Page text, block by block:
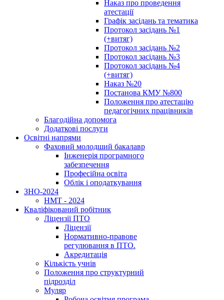
Наказ про проведення
атестації
Графік засідань та тематика
Протокол засідань №1
(+витяг)
Протокол засідань №2
Протокол засідань №3
Протокол засідань №4
(+витяг)
Наказ №20
Постанова КМУ №800
Положення про атестацію
педагогічних працівників
Благодійна допомога
Додаткові послуги
Освітні напрями
Фаховий молодший бакалавр
Інженерія програмного
забезпечення
Професійна освіта
Облік і оподаткування
ЗНО-2024
НМТ - 2024
Кваліфікований робітник
Ліцензії ПТО
Ліцензії
Нормативно-правове
регулювання в ПТО.
Акредитація
Кількість учнів
Положення про структурний
підрозділ
Муляр